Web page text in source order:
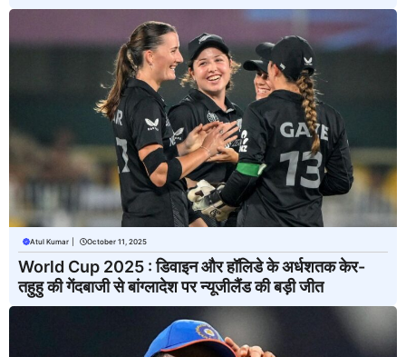
Atul Kumar October 11, 2025
World Cup 2025 : डिवाइन और हॉलिडे के अर्धशतक केर-
तहुहु की गेंदबाजी से बांग्लादेश पर न्यूजीलैंड की बड़ी जीत